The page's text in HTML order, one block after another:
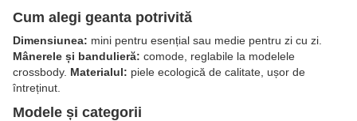
Cum alegi geanta potrivită
Dimensiunea: mini pentru esențial sau medie pentru zi cu zi.
Mânerele și bandulieră: comode, reglabile la modelele
crossbody. Materialul: piele ecologică de calitate, ușor de
întreținut.
Modele și categorii